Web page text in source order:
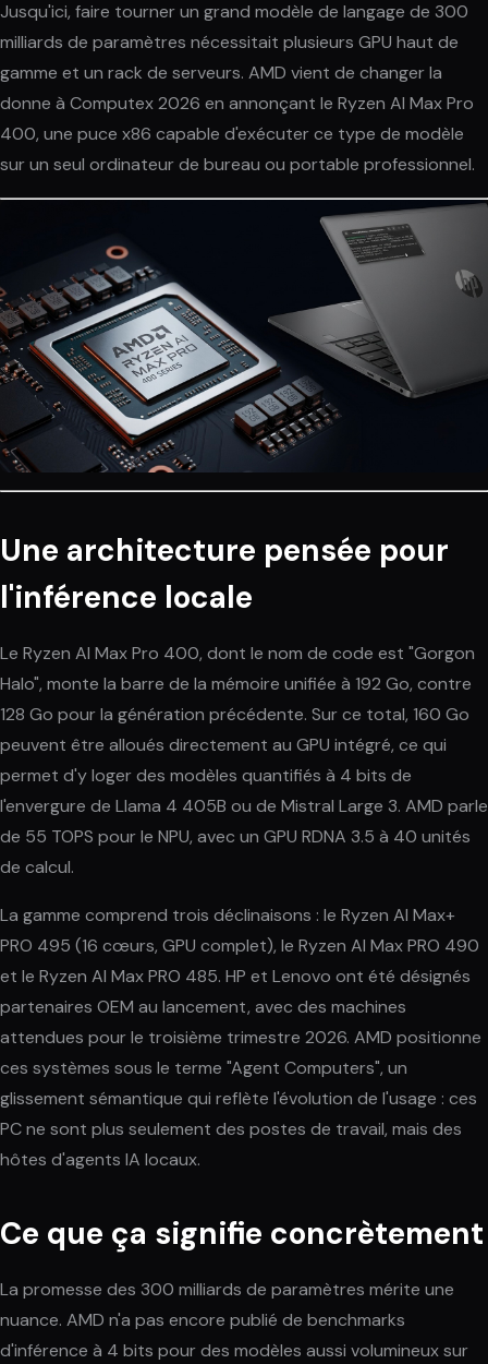
Jusqu'ici, faire tourner un grand modèle de langage de 300
milliards de paramètres nécessitait plusieurs GPU haut de
gamme et un rack de serveurs. AMD vient de changer la
donne à Computex 2026 en annonçant le Ryzen AI Max Pro
400, une puce x86 capable d'exécuter ce type de modèle
sur un seul ordinateur de bureau ou portable professionnel.
Une architecture pensée pour
l'inférence locale
Le Ryzen AI Max Pro 400, dont le nom de code est "Gorgon
Halo", monte la barre de la mémoire unifiée à 192 Go, contre
128 Go pour la génération précédente. Sur ce total, 160 Go
peuvent être alloués directement au GPU intégré, ce qui
permet d'y loger des modèles quantifiés à 4 bits de
l'envergure de Llama 4 405B ou de Mistral Large 3. AMD parle
de 55 TOPS pour le NPU, avec un GPU RDNA 3.5 à 40 unités
de calcul.
La gamme comprend trois déclinaisons : le Ryzen AI Max+
PRO 495 (16 cœurs, GPU complet), le Ryzen AI Max PRO 490
et le Ryzen AI Max PRO 485. HP et Lenovo ont été désignés
partenaires OEM au lancement, avec des machines
attendues pour le troisième trimestre 2026. AMD positionne
ces systèmes sous le terme "Agent Computers", un
glissement sémantique qui reflète l'évolution de l'usage : ces
PC ne sont plus seulement des postes de travail, mais des
hôtes d'agents IA locaux.
Ce que ça signifie concrètement
La promesse des 300 milliards de paramètres mérite une
nuance. AMD n'a pas encore publié de benchmarks
d'inférence à 4 bits pour des modèles aussi volumineux sur